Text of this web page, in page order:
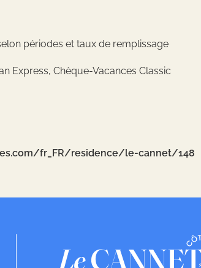
périodes et taux de remplissage
Express, Chèque-Vacances Classic
fr_FR/residence/le-cannet/148